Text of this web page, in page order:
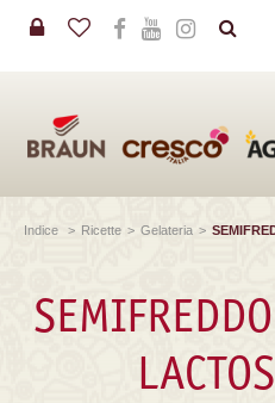
Indice > Ricette > Gelateria >